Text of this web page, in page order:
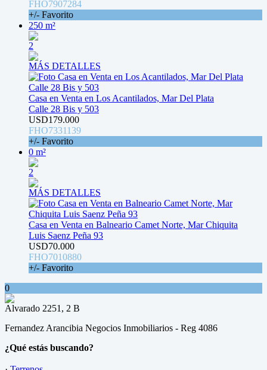
FHO7907284
+/- Favorito
250 m²
2
MÁS DETALLES
Casa en Venta en Los Acantilados, Mar Del Plata
Calle 28 Bis y 503
USD179.000
FHO7331139
+/- Favorito
0 m²
2
MÁS DETALLES
Casa en Venta en Balneario Camet Norte, Mar Chiquita
Luis Saenz Peña 93
USD70.000
FHO7010880
+/- Favorito
0
Alvarado 2251, 2 B
Fernandez Arancibia Negocios Inmobiliarios - Reg 4086
¿Qué estás buscando?